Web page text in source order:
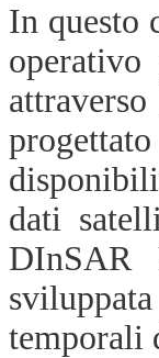
In questo
dati
DInSAR
temporali